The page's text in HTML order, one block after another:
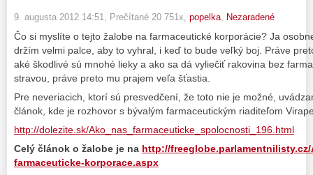
9. augusta 2012 14:51 , Prečítané 20 751x, popelka Nezaradené
Čo si myslíte o tejto žalobe na farmaceutické korporácie? Ja
držím velmi palce, aby to vyhral, i keď to bude veľký boj. Práve
aké škodlivé sú mnohé lieky a ako sa dá vyliečiť rakovina bez
stravou, práve preto mu prajem veľa šťastia.
Pre neveriacich, ktorí sú presvedčení, že toto nie je možné,
článok, kde je rozhovor s bývalým farmaceutickým riaditeľom
http://dolezite.sk/Ako_nas_farmaceuticke_spolocnosti_196.html
Celý článok o žalobe je na http://
farmaceuticke-korporace.aspx